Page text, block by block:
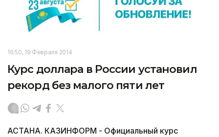
16:50, 19 Февраля 2014
Курс доллара в России установил
рекорд без малого пяти лет
АСТАНА. КАЗИНФОРМ - Официальный курс